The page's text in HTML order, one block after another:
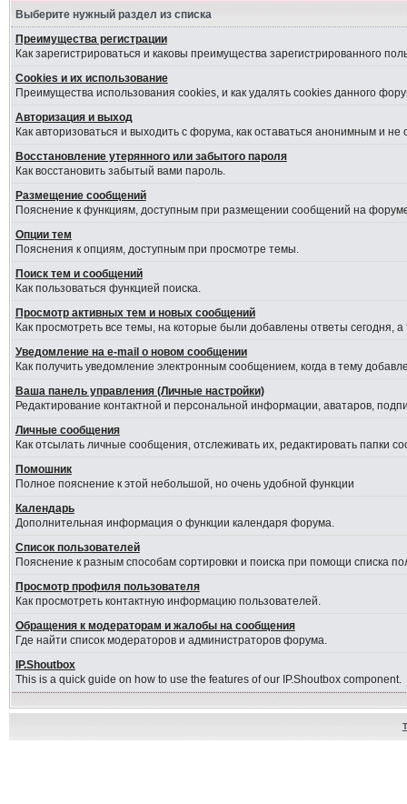
Выберите нужный раздел из списка
Преимущества регистрации
Как зарегистрироваться и каковы преимущества зарегистрированного
Cookies и их использование
Преимущества использования cookies, и как удалять cookies данного
Авторизация и выход
Как авторизоваться и выходить с форума, как оставаться анонимным и
Восстановление утерянного или забытого пароля
Как восстановить забытый вами пароль.
Размещение сообщений
Пояснение к функциям, доступным при размещении сообщений на
Опции тем
Пояснения к опциям, доступным при просмотре темы.
Поиск тем и сообщений
Как пользоваться функцией поиска.
Просмотр активных тем и новых сообщений
Как просмотреть все темы, на которые были добавлены ответы сегодня,
Уведомление на е-mail о новом сообщении
Как получить уведомление электронным сообщением, когда в тему
Ваша панель управления (Личные настройки)
Редактирование контактной и персональной информации, аватаров,
Личные сообщения
Как отсылать личные сообщения, отслеживать их, редактировать папки
Помошник
Полное пояснение к этой небольшой, но очень удобной функции
Календарь
Дополнительная информация о функции календаря форума.
Список пользователей
Пояснение к разным способам сортировки и поиска при помощи списка
Просмотр профиля пользователя
Как просмотреть контактную информацию пользователей.
Обращения к модераторам и жалобы на сообщения
Где найти список модераторов и администраторов форума.
IP.Shoutbox
This is a quick guide on how to use the features of our IP.Shoutbox component.